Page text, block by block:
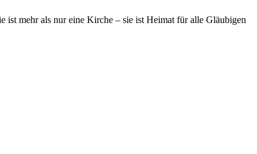
ist mehr als nur eine Kirche – sie ist Heimat für alle Gläubigen